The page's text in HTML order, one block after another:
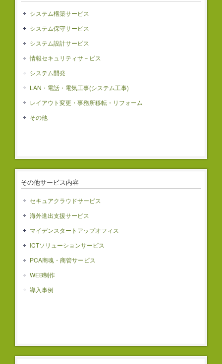
システム構築サービス
システム保守サービス
システム設計サービス
情報セキュリティサ－ビス
システム開発
LAN・電話・電気工事(システム工事)
レイアウト変更・事務所移転・リフォーム
その他
その他サービス内容
セキュアクラウドサービス
海外進出支援サービス
マイデンスタートアップオフィス
ICTソリューションサービス
PCA商魂・商管サービス
WEB制作
導入事例